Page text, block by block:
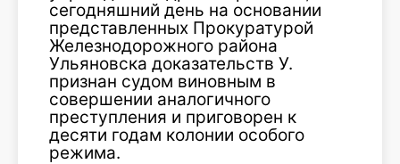
сегодняшний день на основании
представленных Прокуратурой
Железнодорожного района
Ульяновска доказательств У.
признан судом виновным в
совершении аналогичного
преступления и приговорен к
десяти годам колонии особого
режима.